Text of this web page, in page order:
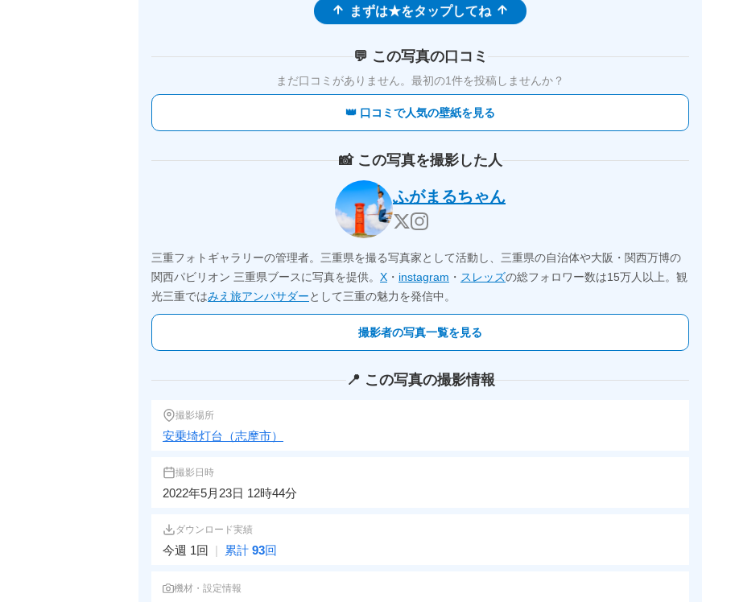
まずは★をタップしてね
💬 この写真の口コミ
まだ口コミがありません。 最初の1件を投稿しませんか？
👑 口コミで人気の壁紙を見る
📸 この写真を撮影した人
ふがまるちゃん
三重フォトギャラリーの管理者。三重県を撮る写真家として活動し、三重県の自治体や大阪・関西万博の
関西パビリオン 三重県ブースに写真を提供。 X ・ instagram ・ スレッズの総フォロワー数は15万人以上。観
光三重ではみえ旅アンバサダーとして三重の魅力を発信中。
撮影者の写真一覧を見る
📍 この写真の撮影情報
撮影場所
安乗埼灯台（志摩市）
撮影日時
2022年5月23日 12時44分
ダウンロード実績
今週 1回 | 累計 93回
機材・設定情報